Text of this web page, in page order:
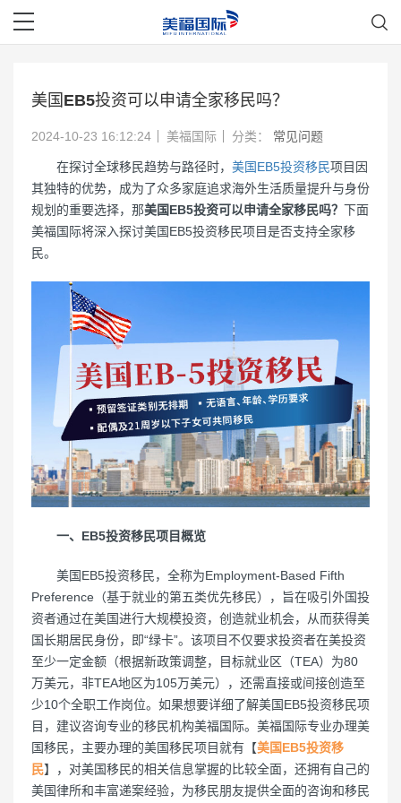
美国EB5投资可以申请全家移民吗？
2024-10-23 16:12:24 美福国际 分类： 常见问题
在探讨全球移民趋势与路径时， 美国EB5投资移民项目因
其独特的优势，成为了众多家庭追求海外生活质量提升与身份
规划的重要选择，那美国EB5投资可以申请全家移民吗？ 下面
美福国际将深入探讨美国EB5投资移民项目是否支持全家移
民。
一、EB5投资移民项目概览
美国EB5投资移民，全称为Employment-Based Fifth
Preference（基于就业的第五类优先移民），旨在吸引外国投
资者通过在美国进行大规模投资，创造就业机会，从而获得美
国长期居民身份，即“绿卡”。该项目不仅要求投资者在美投资
至少一定金额（根据新政策调整，目标就业区（TEA）为80
万美元，非TEA地区为105万美元），还需直接或间接创造至
少10个全职工作岗位。如果想要详细了解美国EB5投资移民项
目，建议咨询专业的移民机构美福国际。美福国际专业办理美
国移民，主要办理的美国移民项目就有【美国EB5投资移
民】，对美国移民的相关信息掌握的比较全面，还拥有自己的
美国律所和丰富递案经验，为移民朋友提供全面的咨询和移民